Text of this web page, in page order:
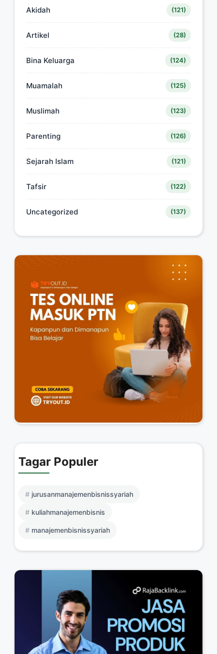
Akidah (121)
Artikel (28)
Bina Keluarga (124)
Muamalah (125)
Muslimah (123)
Parenting (126)
Sejarah Islam (121)
Tafsir (122)
Uncategorized (137)
Tagar Populer
jurusanmanajemenbisnissyariah
kuliahmanajemenbisnis
manajemenbisnissyariah